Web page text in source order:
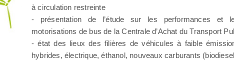
à circulation restreinte
- présentation de l’étude sur les performances et
motorisations de bus de la Centrale d’Achat du Transport
- état des lieux des filières de véhicules à faible
hybrides, électrique, éthanol, nouveaux carburants